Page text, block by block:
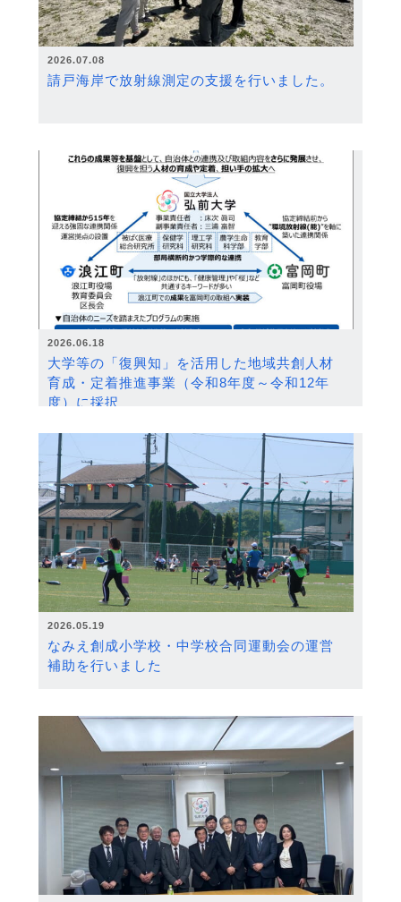
2026.07.08
請戸海岸で放射線測定の支援を行いました。
2026.06.18
大学等の「復興知」を活用した地域共創人材
育成・定着推進事業（令和8年度～令和12年
度）に採択
2026.05.19
なみえ創成小学校・中学校合同運動会の運営
補助を行いました